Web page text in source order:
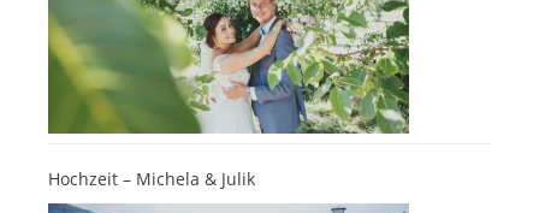
Hochzeit – Michela & Julik